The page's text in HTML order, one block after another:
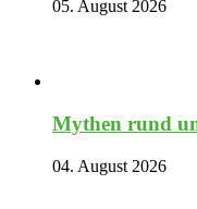
05. August 2026
Mythen rund
04. August 2026